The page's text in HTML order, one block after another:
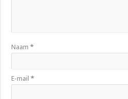
Naam*
E-mail*